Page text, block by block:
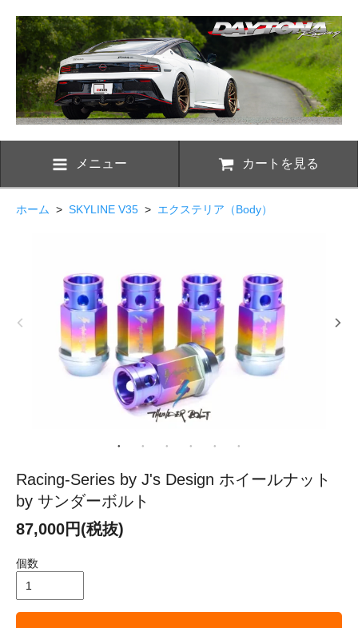
メニュー カートを見る
ホーム > SKYLINE V35 > エクステリア（Body）
Racing-Series by J's Design ホイールナット
by サンダーボルト
87,000円(税抜)
個数